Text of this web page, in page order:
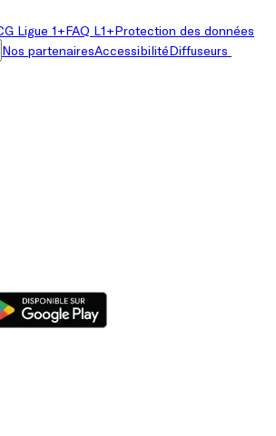
Ligue 1+FAQ L1+Protection des données
Nos partenairesAccessibilitéDiffuseurs